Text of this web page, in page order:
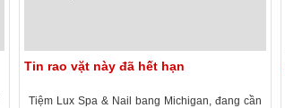
Tin rao vặt này đã hết hạn
Tiệm Lux Spa & Nail bang Michigan, đang cần